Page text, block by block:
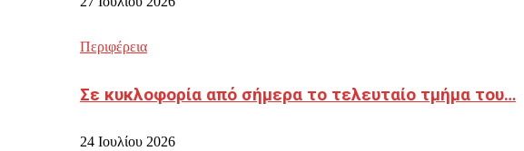
Περιφέρεια
Σε κυκλοφορία από σήμερα το τελευταίο τμήμα του…
24 Ιουλίου 2026